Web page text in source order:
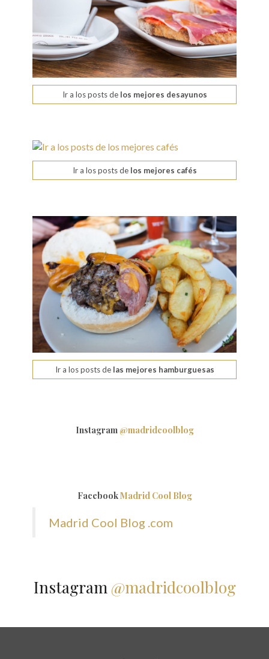
Ir a los posts delos mejores desayunos
Ir a los posts delos mejores cafés
Ir a los posts delas mejores hamburguesas
Instagram @madridcoolblog
FacebookMadrid Cool Blog
Madrid Cool Blog .com
Instagram @madridcoolblog